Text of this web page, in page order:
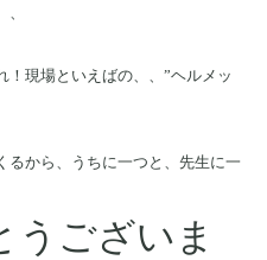
現場といえばの、、”ヘルメッ
るから、うちに一つと、先生に一
うございま